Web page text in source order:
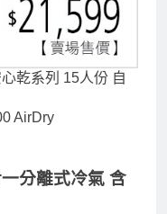
乾系列 15人份 自
AirDry
分離式冷氣 含